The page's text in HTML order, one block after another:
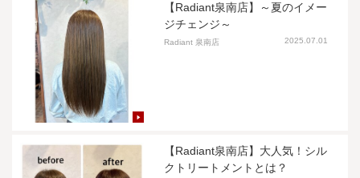
【Radiant泉南店】～夏のイメー
ジチェンジ～
Radiant 泉南店 2025.07.01
【Radiant泉南店】大人気！シル
クトリートメントとは？